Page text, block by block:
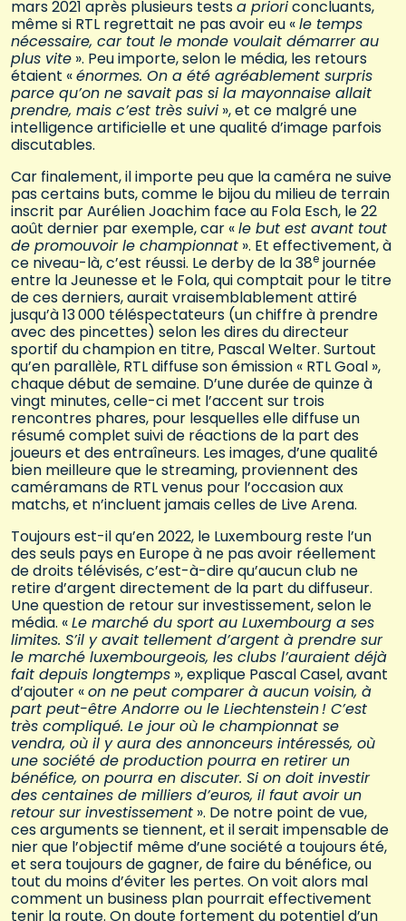
mars 2021 après plusieurs testsa prioriconcluants,
même si RTL regrettait ne pas avoir eu «le temps
nécessaire, car tout le monde voulait démarrer au
plus vite ». Peu importe, selon le média, les retours
étaient «énormes. On a été agréablement surpris
parce qu’on ne savait pas si la mayonnaise allait
prendre, mais c’est très suivi », et ce malgré une
intelligence artificielle et une qualité d’image parfois
discutables.
Car finalement, il importe peu que la caméra ne suive
pas certains buts, comme le bijou du milieu de terrain
inscrit par Aurélien Joachim face au Fola Esch, le 22
août dernier par exemple, car «le but est avant tout
de promouvoir le championnat ». Et effectivement, à
ce niveau-là, c’est réussi. Le derby de la 38e journée
entre la Jeunesse et le Fola, qui comptait pour le titre
de ces derniers, aurait vraisemblablement attiré
jusqu’à 13 000 téléspectateurs (un chiffre à prendre
avec des pincettes) selon les dires du directeur
sportif du champion en titre, Pascal Welter. Surtout
qu’en parallèle, RTL diffuse son émission « RTL Goal »,
chaque début de semaine. D’une durée de quinze à
vingt minutes, celle-ci met l’accent sur trois
rencontres phares, pour lesquelles elle diffuse un
résumé complet suivi de réactions de la part des
joueurs et des entraîneurs. Les images, d’une qualité
bien meilleure que le streaming, proviennent des
caméramans de RTL venus pour l’occasion aux
matchs, et n’incluent jamais celles de Live Arena.
Toujours est-il qu’en 2022, le Luxembourg reste l’un
des seuls pays en Europe à ne pas avoir réellement
de droits télévisés, c’est-à-dire qu’aucun club ne
retire d’argent directement de la part du diffuseur.
Une question de retour sur investissement, selon le
média. «Le marché du sport au Luxembourg a ses
limites. S’il y avait tellement d’argent à prendre sur
le marché luxembourgeois, les clubs l’auraient déjà
fait depuis longtemps », explique Pascal Casel, avant
d’ajouter «on ne peut comparer à aucun voisin, à
part peut-être Andorre ou le Liechtenstein! C’est
très compliqué. Le jour où le championnat se
vendra, où il y aura des annonceurs intéressés, où
une société de production pourra en retirer un
bénéfice, on pourra en discuter. Si on doit investir
des centaines de milliers d’euros, il faut avoir un
retour sur investissement ». De notre point de vue,
ces arguments se tiennent, et il serait impensable de
nier que l’objectif même d’une société a toujours été,
et sera toujours de gagner, de faire du bénéfice, ou
tout du moins d’éviter les pertes. On voit alors mal
comment un business plan pourrait effectivement
tenir la route. On doute fortement du potentiel d’un